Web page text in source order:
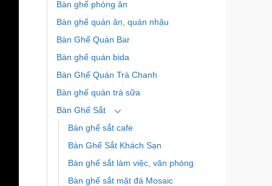
Bàn ghế phòng ăn
Bàn ghế quán ăn, quán nhậu
Bàn Ghế Quán Bar
Bàn ghế quán bida
Bàn Ghế Quán Trà Chanh
Bàn ghế quán trà sữa
Bàn Ghế Sắt
Bàn ghế sắt cafe
Bàn Ghế Sắt Khách Sạn
Bàn ghế sắt làm việc, văn phòng
Bàn ghế sắt mặt đá Mosaic